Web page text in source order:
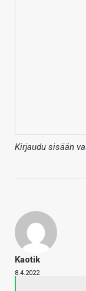
Kirjaudu sisään
Kaotik
8.4.2022